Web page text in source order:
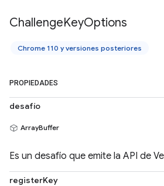
ChallengeKeyOptions
Chrome 110 y versiones posteriores
PROPIEDADES
desafío
ArrayBuffer
Es un desafío que emite la API de
registerKey